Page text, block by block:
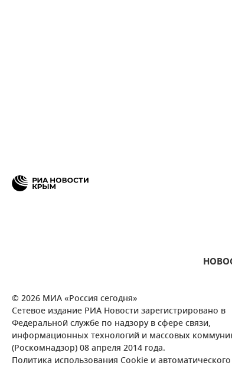
© 2026 МИА «Россия сегодня»
Сетевое издание РИА Новости зарегистрировано в
Федеральной службе по надзору в сфере связи,
информационных технологий и массовых
(Роскомнадзор) 08 апреля 2014 года.
Политика использования Cookie и автоматического